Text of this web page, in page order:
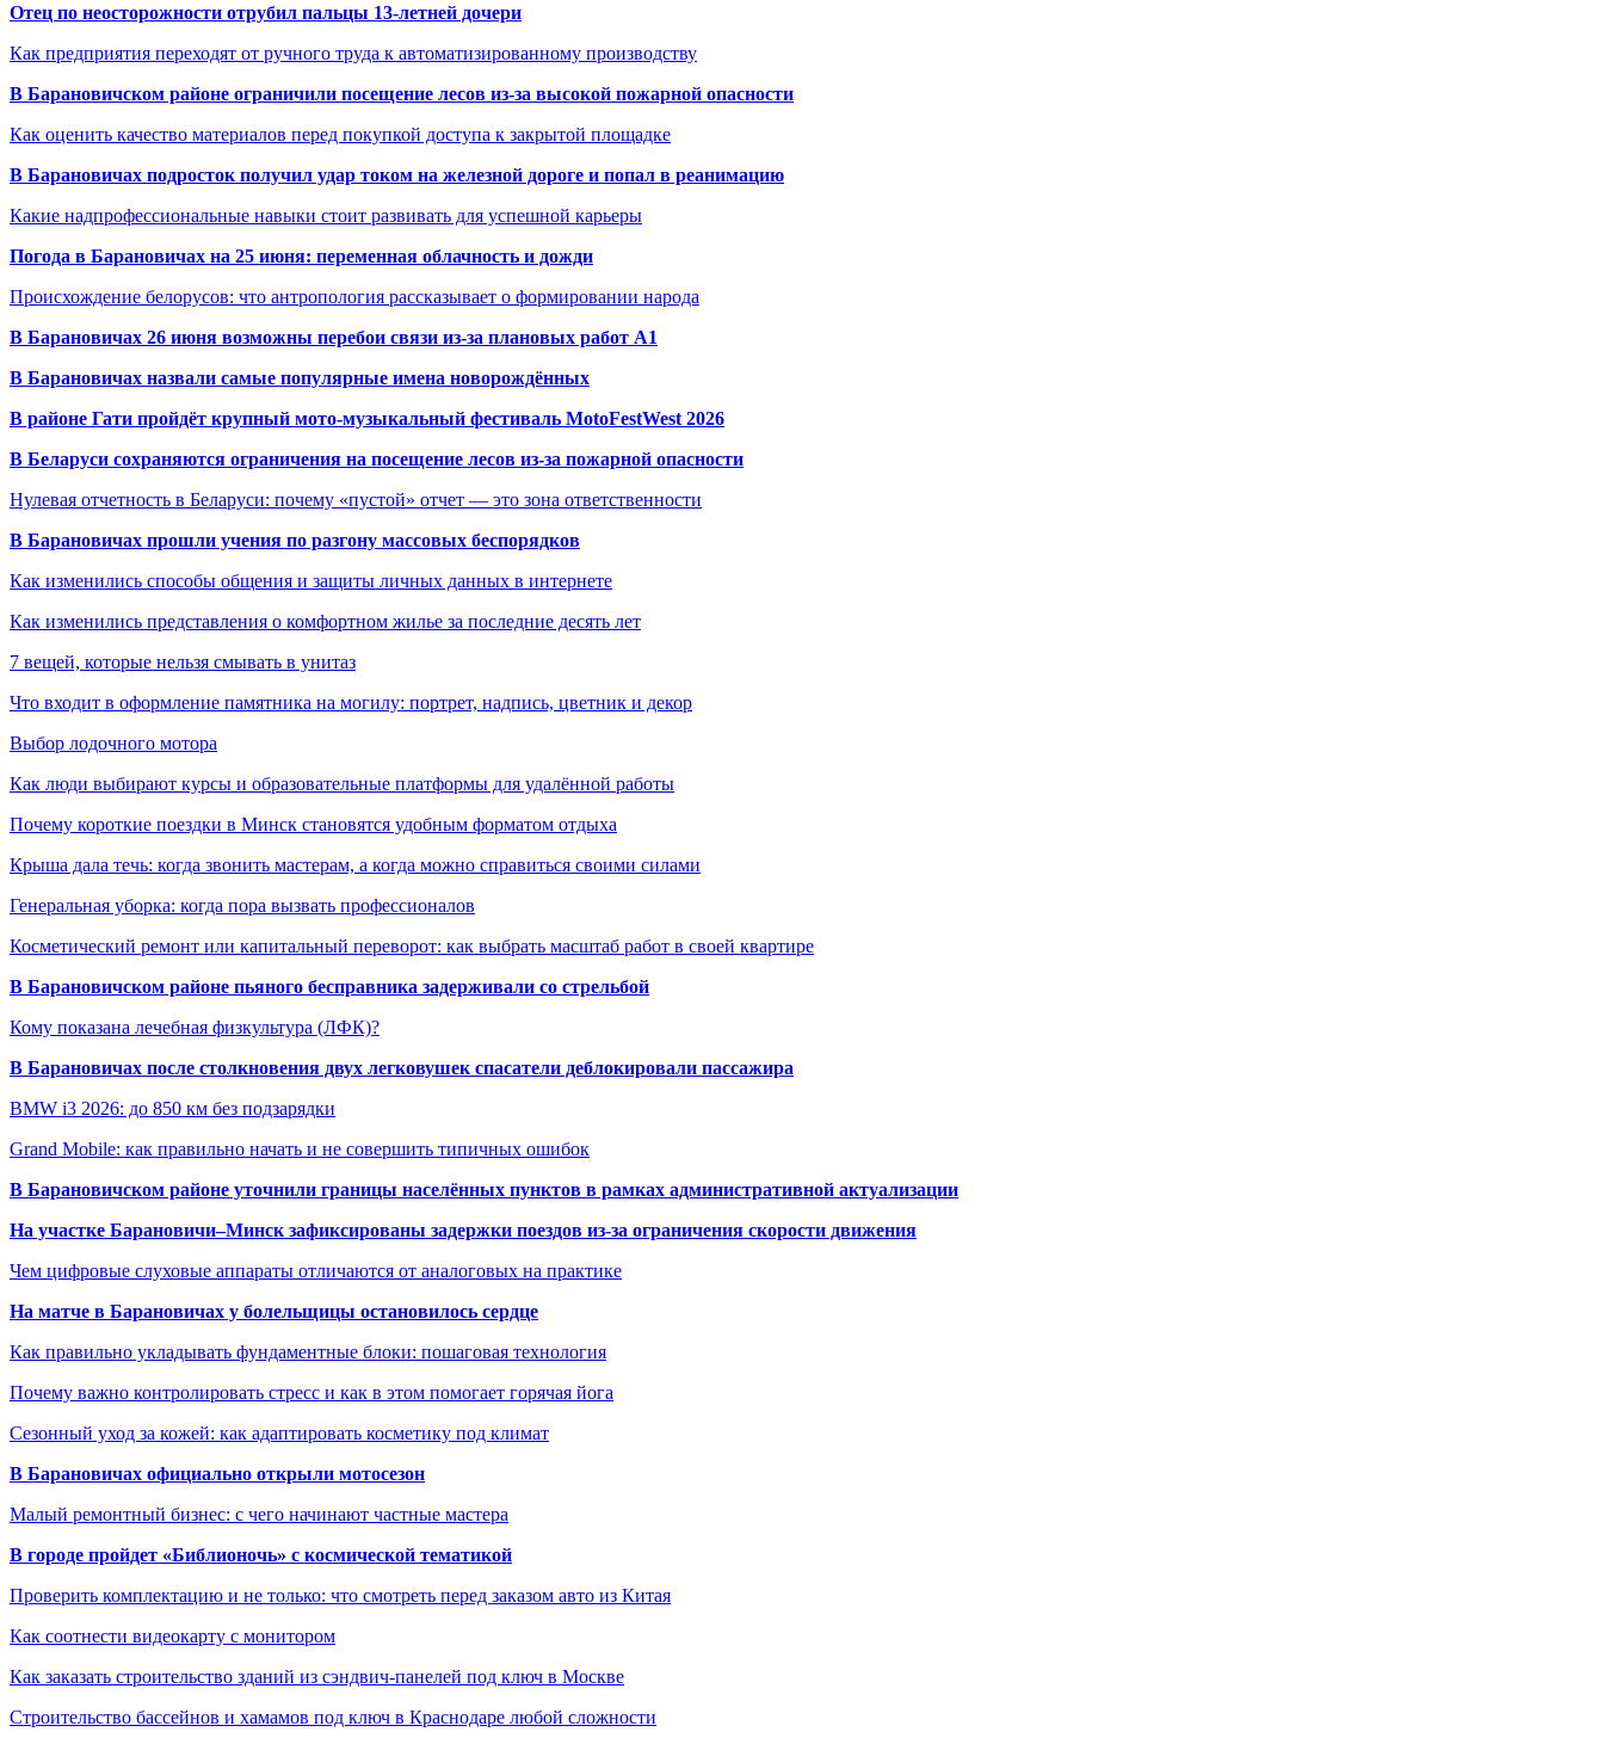
Отец по неосторожности отрубил пальцы 13-летней дочери
Как предприятия переходят от ручного труда к автоматизированному производству
В Барановичском районе ограничили посещение лесов из-за высокой пожарной опасности
Как оценить качество материалов перед покупкой доступа к закрытой площадке
В Барановичах подросток получил удар током на железной дороге и попал в реанимацию
Какие надпрофессиональные навыки стоит развивать для успешной карьеры
Погода в Барановичах на 25 июня: переменная облачность и дожди
Происхождение белорусов: что антропология рассказывает о формировании народа
В Барановичах 26 июня возможны перебои связи из-за плановых работ A1
В Барановичах назвали самые популярные имена новорождённых
В районе Гати пройдёт крупный мото-музыкальный фестиваль MotoFestWest 2026
В Беларуси сохраняются ограничения на посещение лесов из-за пожарной опасности
Нулевая отчетность в Беларуси: почему «пустой» отчет — это зона ответственности
В Барановичах прошли учения по разгону массовых беспорядков
Как изменились способы общения и защиты личных данных в интернете
Как изменились представления о комфортном жилье за последние десять лет
7 вещей, которые нельзя смывать в унитаз
Что входит в оформление памятника на могилу: портрет, надпись, цветник и декор
Выбор лодочного мотора
Как люди выбирают курсы и образовательные платформы для удалённой работы
Почему короткие поездки в Минск становятся удобным форматом отдыха
Крыша дала течь: когда звонить мастерам, а когда можно справиться своими силами
Генеральная уборка: когда пора вызвать профессионалов
Косметический ремонт или капитальный переворот: как выбрать масштаб работ в своей квартире
В Барановичском районе пьяного бесправника задерживали со стрельбой
Кому показана лечебная физкультура (ЛФК)?
В Барановичах после столкновения двух легковушек спасатели деблокировали пассажира
BMW i3 2026: до 850 км без подзарядки
Grand Mobile: как правильно начать и не совершить типичных ошибок
В Барановичском районе уточнили границы населённых пунктов в рамках административной актуализации
На участке Барановичи–Минск зафиксированы задержки поездов из-за ограничения скорости движения
Чем цифровые слуховые аппараты отличаются от аналоговых на практике
На матче в Барановичах у болельщицы остановилось сердце
Как правильно укладывать фундаментные блоки: пошаговая технология
Почему важно контролировать стресс и как в этом помогает горячая йога
Сезонный уход за кожей: как адаптировать косметику под климат
В Барановичах официально открыли мотосезон
Малый ремонтный бизнес: с чего начинают частные мастера
В городе пройдет «Библионочь» с космической тематикой
Проверить комплектацию и не только: что смотреть перед заказом авто из Китая
Как соотнести видеокарту с монитором
Как заказать строительство зданий из сэндвич-панелей под ключ в Москве
Строительство бассейнов и хамамов под ключ в Краснодаре любой сложности